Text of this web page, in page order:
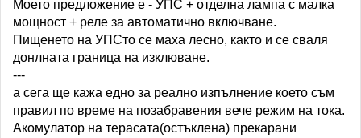
Моето предложение е - УПС + отделна лампа с малка
мощност + реле за автоматично включване.
Пищенето на УПСто се маха лесно, както и се сваля
донлната граница на изклюване.
---
а сега ще кажа едно за реално изпълнение което съм
правил по време на позабравения вече режим на тока.
Акомулатор на терасата(остъклена) прекарани